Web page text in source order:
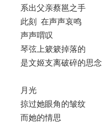
系出父亲蔡邕之手
此刻 在声声哀鸣
声声喟叹
琴弦上簌簌掉落的
是文姬支离破碎的思念
月光
掠过她眼角的皱纹
而她的情思